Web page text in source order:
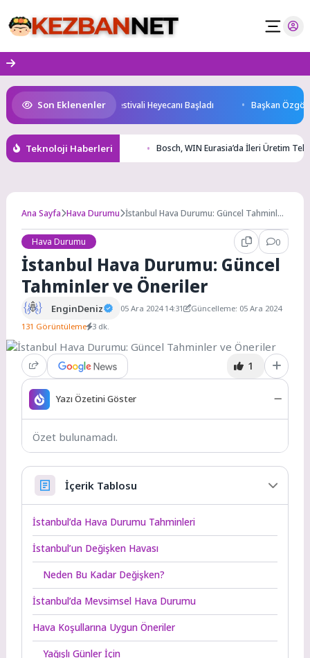
to
content
Son Eklenenler
Konya’da Bisiklet Festivali Heyecanı Başladı Başkan
Teknoloji Haberleri Bosch, WIN Eurasia’da İleri Üretim
Ana Sayfa Hava Durumu İstanbul Hava Durumu: Güncel Tahminler
Hava Durumu
0
İstanbul Hava Durumu: Güncel
Tahminler ve Öneriler
EnginDeniz 05 Ara 2024 14:31
Güncelleme: 05 Ara 2024
131 Görüntüleme 3 dk.
1
Yazı Özetini Göster
Özet bulunamadı.
İçerik Tablosu
İstanbul’da Hava Durumu Tahminleri
İstanbul’un Değişken Havası
Neden Bu Kadar Değişken?
İstanbul’da Mevsimsel Hava Durumu
Hava Koşullarına Uygun Öneriler
Yağışlı Günler İçin